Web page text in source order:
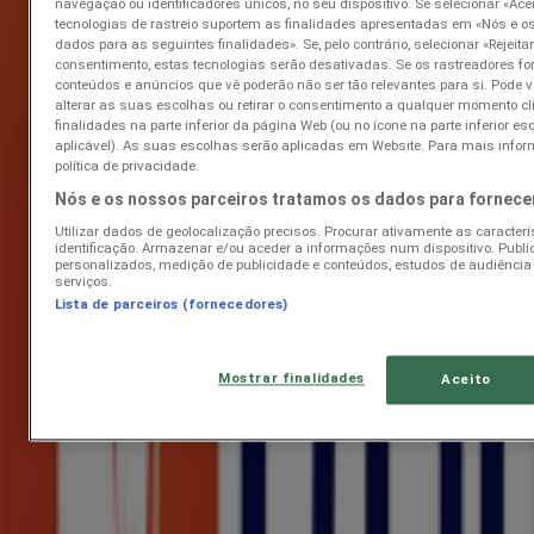
Worten
Até 50%
Acabado de adicionar
Continente Bom dia
Dados de preços válidos até 10/08
navegação ou identificadores únicos, no seu dispositivo. Se selecionar
tecnologias de rastreio suportem as finalidades apresentadas em «Nós e
dados para as seguintes finalidades». Se, pelo contrário, selecionar
consentimento, estas tecnologias serão desativadas. Se os rastreadores
conteúdos e anúncios que vê poderão não ser tão relevantes para si. Pode
alterar as suas escolhas ou retirar o consentimento a qualquer momento
finalidades na parte inferior da página Web (ou no ícone na parte inferior
aplicável). As suas escolhas serão aplicadas em Website. Para mais
política de privacidade.
Nós e os nossos parceiros tratamos os dados para
Utilizar dados de geolocalização precisos. Procurar ativamente as
identificação. Armazenar e/ou aceder a informações num dispositivo.
personalizados, medição de publicidade e conteúdos, estudos de
serviços.
Lista de parceiros (fornecedores)
Mostrar finalidades Aceito